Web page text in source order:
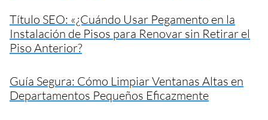
Título SEO: «¿Cuándo Usar Pegamento en la
Instalación de Pisos para Renovar sin Retirar el
Piso Anterior?
Guía Segura: Cómo Limpiar Ventanas Altas en
Departamentos Pequeños Eficazmente